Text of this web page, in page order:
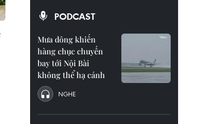
PODCAST
Mưa dông khiến
hàng chục chuyến
bay tới Nội Bài
không thể hạ cánh
NGHE